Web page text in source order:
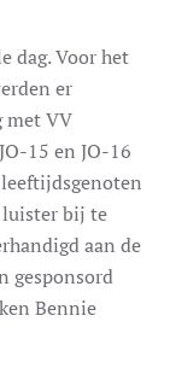
dag. Voor het
er
met VV
15 en JO-16
luister bij te
aan de
gesponsord
Bennie